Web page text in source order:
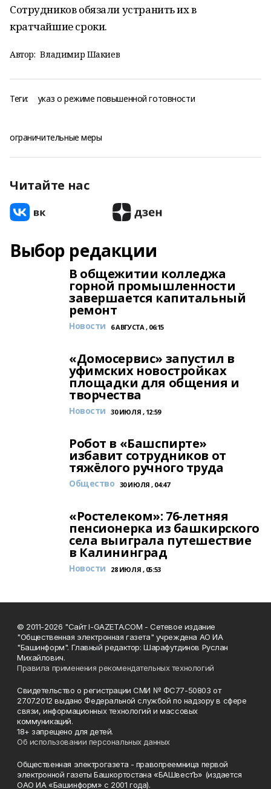
Сотрудников обязали устранить их в
кратчайшие сроки.
Автор: Владимир Шакиев
Теги: указ о режиме повышенной готовности
ограничительные меры
Читайте нас
Выбор редакции
В общежитии колледжа
горной промышленности
завершается капитальный
ремонт
Новости 6 АВГУСТА , 06:15
«Домосервис» запустил в
уфимских новостройках
площадки для общения и
творчества
Новости 30 ИЮЛЯ , 12:59
Робот в «Башспирте»
избавит сотрудников от
тяжёлого ручного труда
Общество 30 ИЮЛЯ , 04:47
«Ростелеком»: 76-летняя
пенсионерка из башкирского
села выиграла путешествие
в Калининград
Новости 28 ИЮЛЯ , 05:53
© 2011-2026 "Сайт I-GAZETA.COM - Сетевое издание
"Общественная электронная газета" учреждена АО ИА
"Башинформ". Главный редактор: Шарафутдинов Руслан
Михайлович.
Правила применения рекомендательных технологий
Свидетельство о регистрации СМИ № ФС77-50803 от
27.07.2012 выдано Федеральной службой по надзору в сфере
связи, информационных технологий и массовых
коммуникаций.
18+ запрещено для детей.
Об использовании персональных данных
Общественная электрогазета - правопреемница первой
электронной газеты Башкортостана «БАШвестЪ» (издается
ОАО ИА «Башинформ» с 2001 года).